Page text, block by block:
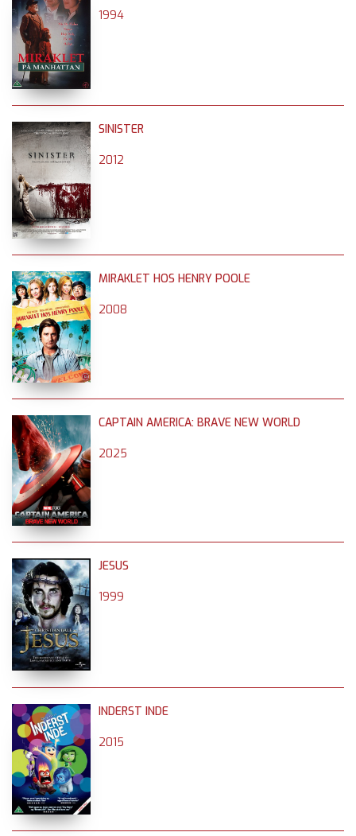
1994
SINISTER
2012
MIRAKLET HOS HENRY POOLE
2008
CAPTAIN AMERICA: BRAVE NEW WORLD
2025
JESUS
1999
INDERST INDE
2015